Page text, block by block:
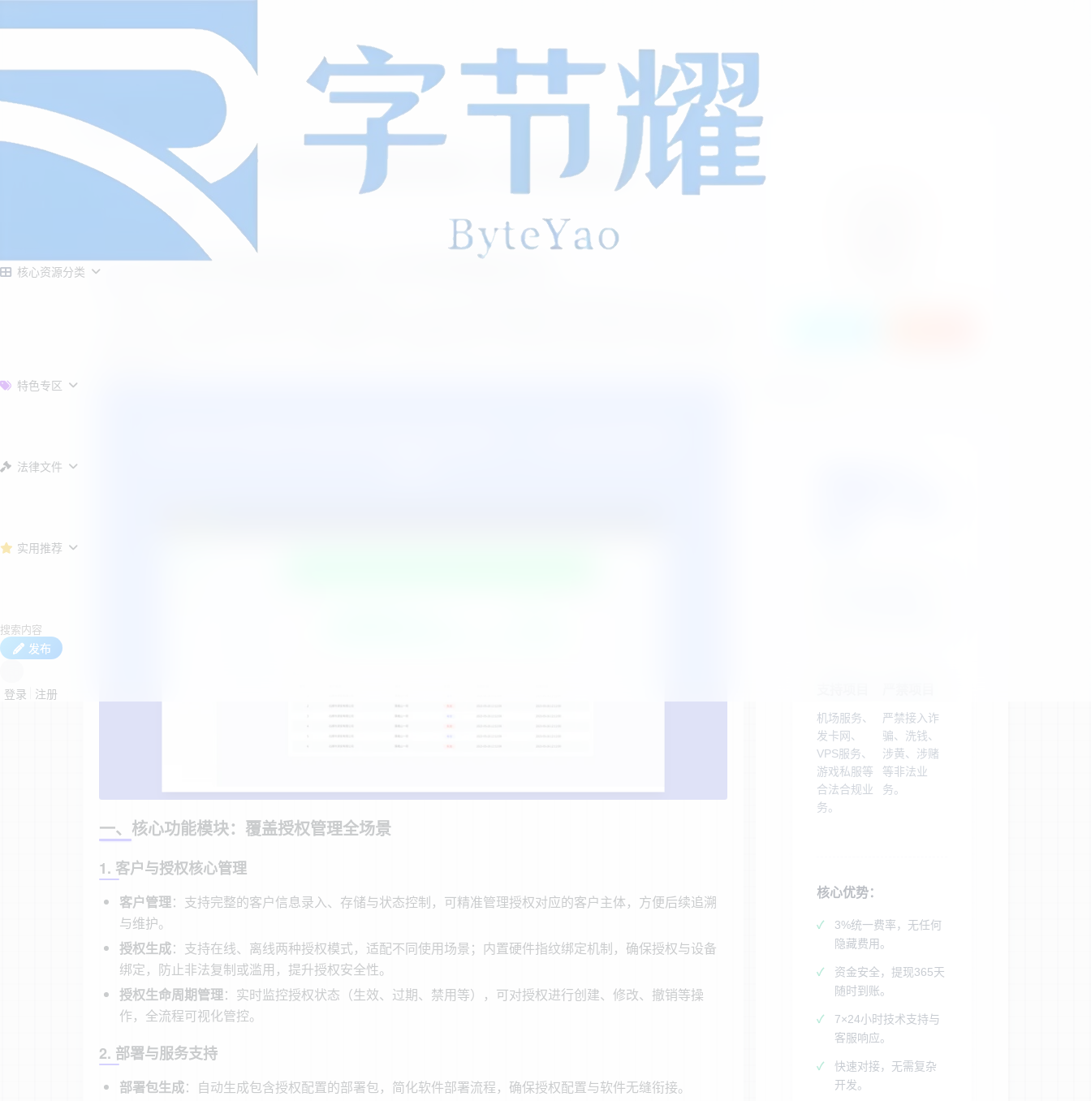
核心资源分类
特色专区
法律文件
实用推荐
发布
登录 注册
正文
Go+Vue开源软件授权管理系统源码 - 支持在线离线授权
寒烟似雪
1月6日发布
正在检测是否收录...
Go+Vue开源软件授权管理系统源码：安全可控的授权解决方案
一、核心功能模块：覆盖授权管理全场景
1. 客户与授权核心管理
客户管理：支持完整的客户信息录入、存储与状态控制，可精准管理授权对应的客户主体，方便后续追溯
与维护。
授权生成：支持在线、离线两种授权模式，适配不同使用场景；内置硬件指纹绑定机制，确保授权与设备
绑定，防止非法复制或滥用，提升授权安全性。
授权生命周期管理：实时监控授权状态（生效、过期、禁用等），可对授权进行创建、修改、撤销等操
作，全流程可视化管控。
2. 部署与服务支持
部署包生成：自动生成包含授权配置的部署包，简化软件部署流程，确保授权配置与软件无缝衔接。
机场服务、
发卡网、
VPS服务、
游戏私服等
合法合规业
务。
严禁接入诈
骗、洗钱、
涉黄、涉赌
等非法业
务。
核心优势：
3%统一费率，无任何
隐藏费用。
资金安全，提现365天
随时到账。
7×24小时技术支持与
客服响应。
快速对接，无需复杂
开发。